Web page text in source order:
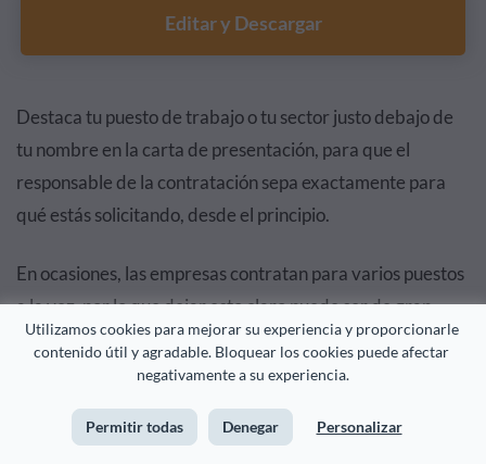
Utilizamos cookies para mejorar su experiencia y proporcionarle
contenido útil y agradable. Bloquear los cookies puede afectar
negativamente a su experiencia.
Permitir todas Denegar Personalizar
Editar y Descargar
Destaca tu puesto de trabajo o tu sector justo debajo de
tu nombre en la carta de presentación, para que el
responsable de la contratación sepa exactamente para
qué estás solicitando, desde el principio.
En ocasiones, las empresas contratan para varios puestos
a la vez, por lo que dejar esto claro puede ser de gran
ayuda.
Plantilla de carta de presentación para